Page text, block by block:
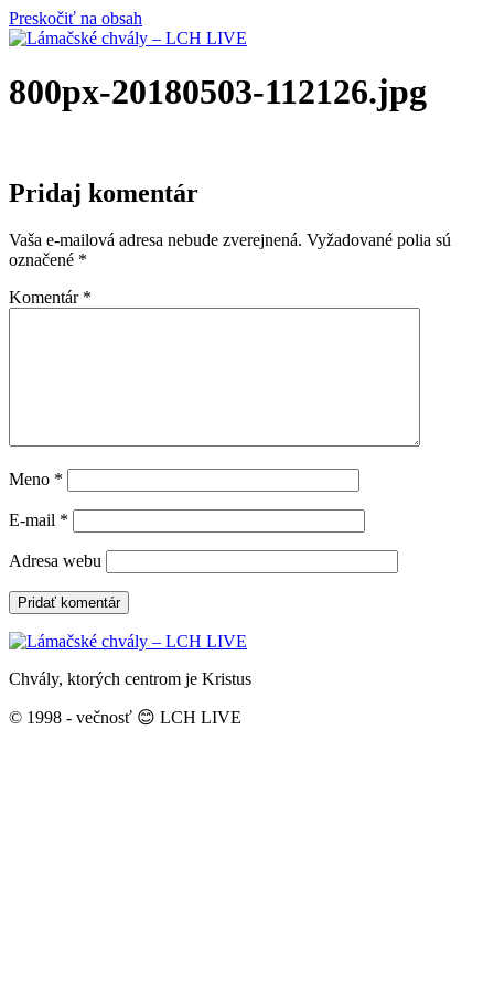
Preskočiť na obsah
800px-20180503-112126.jpg
Pridaj komentár
Vaša e-mailová adresa nebude zverejnená. Vyžadované polia sú
označené *
Komentár *
Meno *
E-mail *
Adresa webu
Chvály, ktorých centrom je Kristus
© 1998 - večnosť 😊 LCH LIVE